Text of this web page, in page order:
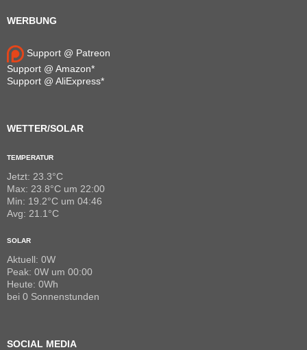
WERBUNG
Support @ Patreon
Support @ Amazon*
Support @ AliExpress*
WETTER/SOLAR
TEMPERATUR
Jetzt: 23.3°C
Max: 23.8°C um 22:00
Min: 19.2°C um 04:46
Avg: 21.1°C
SOLAR
Aktuell: 0W
Peak: 0W um 00:00
Heute: 0Wh
bei 0 Sonnenstunden
SOCIAL MEDIA